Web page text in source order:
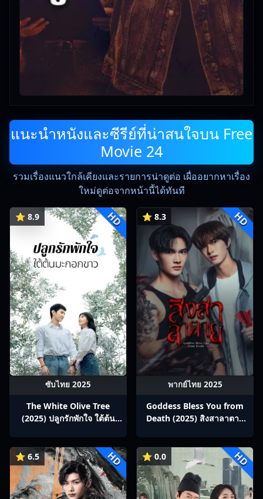
แนะนำหนังและซีรีย์ที่น่าสนใจบน Free
Movie 24
รวมเรื่องแนวใกล้เคียงและรายการน่าดูต่อ เผื่ออยากหาเรื่อง
ใหม่ดูต่อจากหน้านี้ได้ทันที
⭐ 8.9 HD
ซับไทย 2025
The White Olive Tree
(2025) ปลูกรักพักใจ ใต้ต้น
⭐ 8.3 HD
พากย์ไทย 2025
Goddess Bless You from
Death (2025) สิงสาลาตาย
⭐ 6.5 HD ⭐ 0.0 HD